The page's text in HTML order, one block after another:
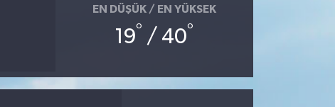
EN DÜŞÜK / EN YÜKSEK
19° / 40°